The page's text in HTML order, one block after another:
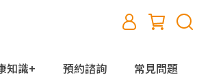
知識+ 預約諮詢
常見問題